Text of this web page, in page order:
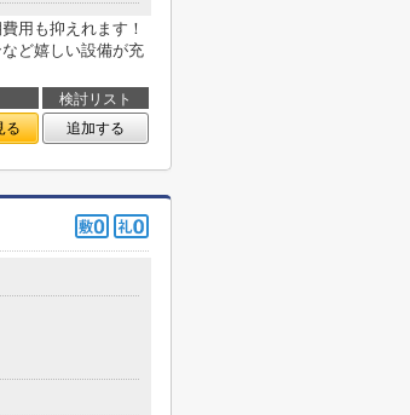
用も抑えれます！
ど嬉しい設備が充
検討リスト
る 追加する